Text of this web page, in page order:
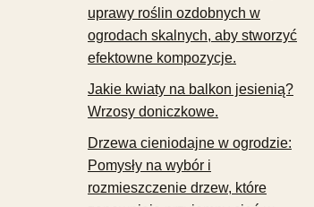
uprawy roślin ozdobnych w
ogrodach skalnych, aby stworzyć
efektowne kompozycje.
Jakie kwiaty na balkon jesienią?
Wrzosy doniczkowe.
Drzewa cieniodajne w ogrodzie:
Pomysły na wybór i
rozmieszczenie drzew, które